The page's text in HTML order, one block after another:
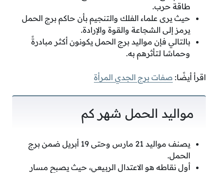
طاقة حرب.
حيث يرى علماء الفلك والتنجيم بأن حاكم برج الحمل
يرمز إلى الشجاعة والقوة والإرادة.
بالتالي فإن مواليد برج الحمل يكونون أكثر مبادرةً
وحماسًا لتأثرهم به.
اقرأ أيضًا: صفات برج الجدي المرأة
مواليد الحمل شهر كم
يصنف مواليد 21 مارس وحتى 19 أبريل ضمن برج
الحمل.
أول نقاطه هو الاعتدال الربيعي، حيث يصبح مسار